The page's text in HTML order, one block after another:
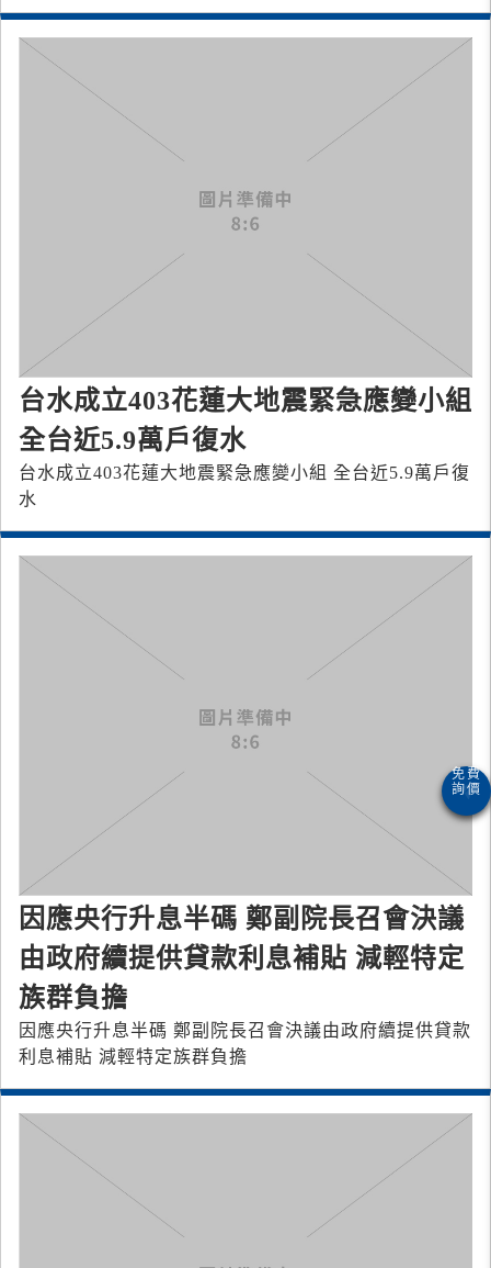
台水成立403花蓮大地震緊急應變小組
全台近5.9萬戶復水
台水成立403花蓮大地震緊急應變小組 全台近5.9萬戶復
水
因應央行升息半碼 鄭副院長召會決議
由政府續提供貸款利息補貼 減輕特定
族群負擔
因應央行升息半碼 鄭副院長召會決議由政府續提供貸款
利息補貼 減輕特定族群負擔